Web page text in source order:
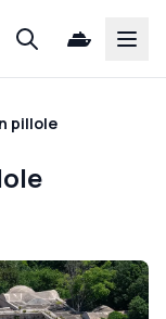
pillole